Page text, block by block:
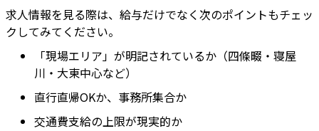
求人情報を見る際は、給与だけでなく次のポイントもチェッ
クしてみてください。
「現場エリア」が明記されているか（四條畷・寝屋
川・大東中心など）
直行直帰OKか、事務所集合か
交通費支給の上限が現実的か